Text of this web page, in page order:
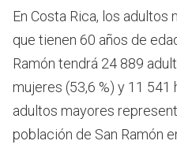
En Costa Rica, los
que tienen 60 años de
Ramón tendrá 24 889
mujeres (53,6 %) y 11 541
adultos mayores
población de San Ramón